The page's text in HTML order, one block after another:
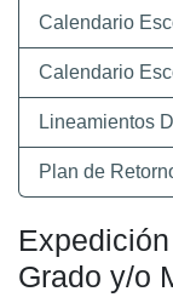
Calendario
Calendario
Lineamientos
Plan de
Grado y/o